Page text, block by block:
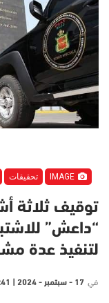
تحقيقات
توقيف ثلاثة
“داعش”
لتنفيذ عدة
في 17 - سبتمبر - 2024 | 10:41 صباحًا